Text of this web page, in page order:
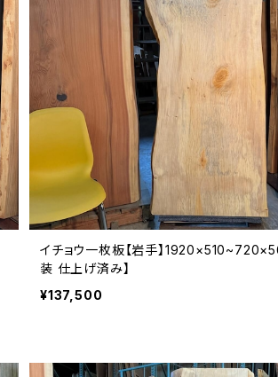
イチョウ一枚板【岩手】
装 仕上げ済み】
¥137,500